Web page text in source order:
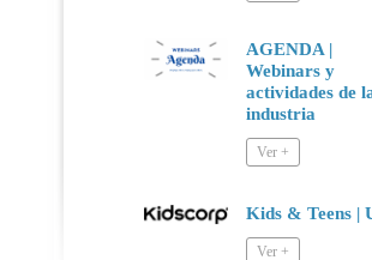
AGENDA |
Webinars y
actividades de
industria
Kids & Teens |